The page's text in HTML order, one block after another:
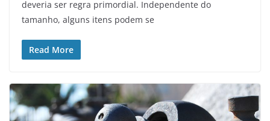
deveria ser regra primordial. Independente do
tamanho, alguns itens podem se
Read More